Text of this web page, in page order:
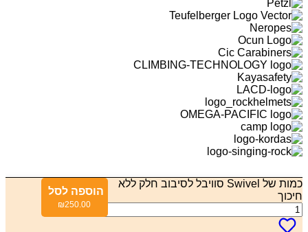
כמות של Swivel סוויבל לסיבוב חלק ללא
חיכוך
הוספה לסל
₪250.00